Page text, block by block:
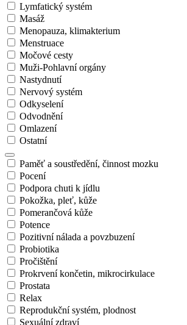
Lymfatický systém
Masáž
Menopauza, klimakterium
Menstruace
Močové cesty
Muži-Pohlavní orgány
Nastydnutí
Nervový systém
Odkyselení
Odvodnění
Omlazení
Ostatní
Paměť a soustředění, činnost mozku
Pocení
Podpora chuti k jídlu
Pokožka, pleť, kůže
Pomerančová kůže
Potence
Pozitivní nálada a povzbuzení
Probiotika
Pročištění
Prokrvení končetin, mikrocirkulace
Prostata
Relax
Reprodukční systém, plodnost
Sexuální zdraví